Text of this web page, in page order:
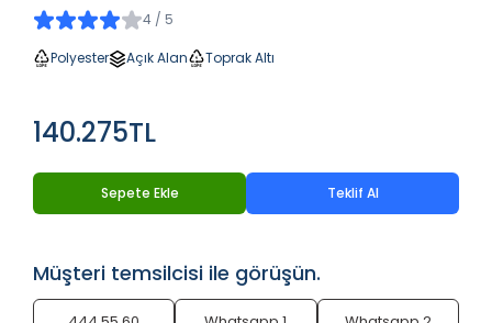
4 / 5
Polyester Açık Alan Toprak Altı
140.275TL
Sepete Ekle Teklif Al
Müşteri temsilcisi ile görüşün.